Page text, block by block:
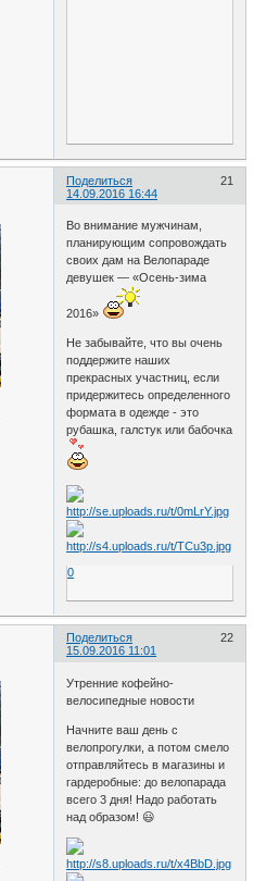
Поделиться
21
14.09.2016 16:44
Во внимание мужчинам,
планирующим сопровождать
своих дам на Велопараде
девушек — «Осень-зима
2016»
Не забывайте, что вы очень
поддержите наших
прекрасных участниц, если
придержитесь определенного
формата в одежде - это
рубашка, галстук или бабочка
0
Поделиться
22
15.09.2016 11:01
Утренние кофейно-
велосипедные новости
Начните ваш день с
велопрогулки, а потом смело
отправляйтесь в магазины и
гардеробные: до велопарада
всего 3 дня! Надо работать
над образом! 😃